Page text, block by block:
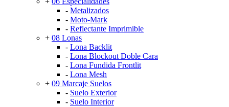
- Metalizados
- Moto-Mark
- Reflectante Imprimible
+ 08 Lonas
- Lona Backlit
- Lona Blockout Doble Cara
- Lona Fundida Frontlit
- Lona Mesh
+ 09 Marcaje Suelos
- Suelo Exterior
- Suelo Interior